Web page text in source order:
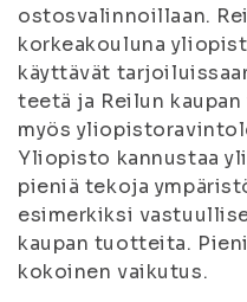
ostosvalinnoillaan.
korkeakouluna
käyttävät
teetä ja Reilun
myös
Yliopisto kannustaa
pieniä tekoja
esimerkiksi
kaupan tuotteita.
kokoinen vaikutus.